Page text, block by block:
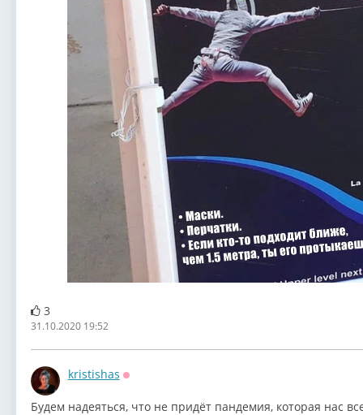
3
31.10.2020 19:52
kristishas
Будем надеяться, что не придёт пандемия, которая нас